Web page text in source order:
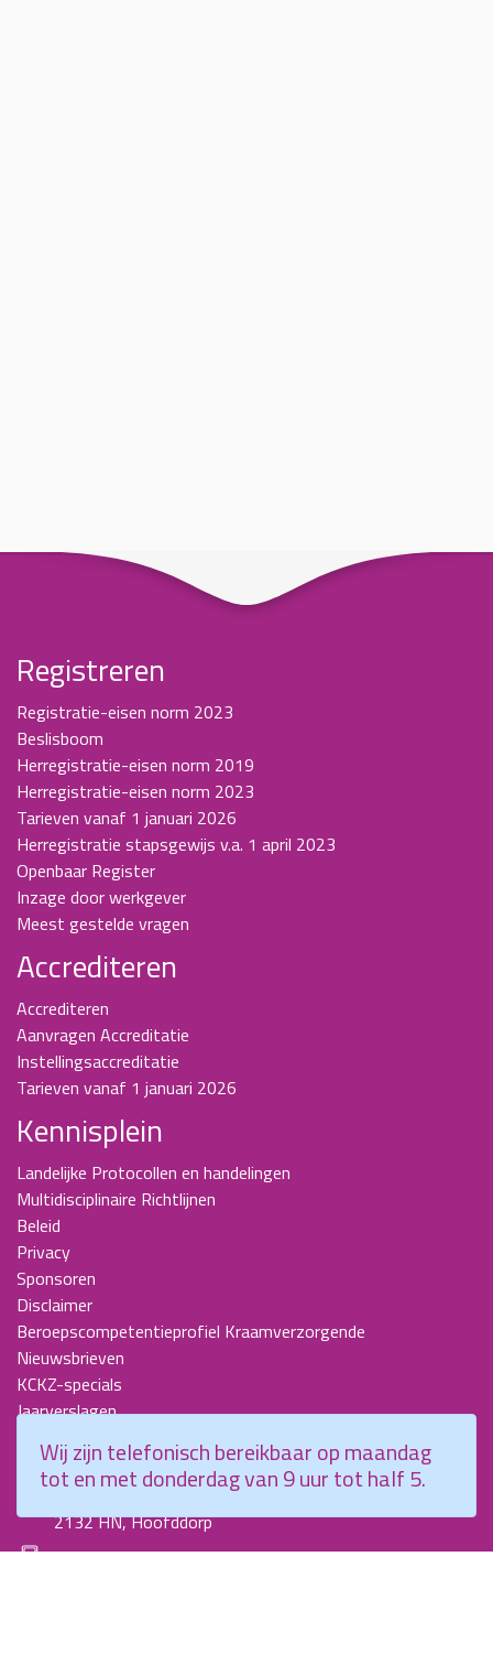
Registreren
Registratie-eisen norm 2023
Beslisboom
Herregistratie-eisen norm 2019
Herregistratie-eisen norm 2023
Tarieven vanaf 1 januari 2026
Herregistratie stapsgewijs v.a. 1 april 2023
Openbaar Register
Inzage door werkgever
Meest gestelde vragen
Accrediteren
Accrediteren
Aanvragen Accreditatie
Instellingsaccreditatie
Tarieven vanaf 1 januari 2026
Kennisplein
Landelijke Protocollen en handelingen
Multidisciplinaire Richtlijnen
Beleid
Privacy
Sponsoren
Disclaimer
Beroepscompetentieprofiel Kraamverzorgende
Nieuwsbrieven
KCKZ-specials
Jaarverslagen
Contact
Planetenweg 5
2132 HN, Hoofddorp
088 - 0076300
Wij zijn telefonisch bereikbaar op maandag
tot en met donderdag van 9 uur tot half 5.